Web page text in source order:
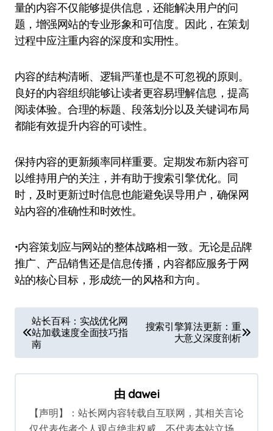
量的内容不仅能够提供信息，还能解决用户的问
题，增强网站的专业形象和可信度。因此，在策划
过程中应注重内容的深度和实用性。
内容的结构清晰、逻辑严谨也是不可忽视的原则。
良好的内容组织能够让读者更容易理解信息，提高
阅读体验。合理的标题、段落划分以及关键词布局
都能有效提升内容的可读性。
保持内容的更新频率同样重要。定期发布新内容可
以维持用户的关注，并有助于搜索引擎优化。同
时，及时更新过时信息也能避免误导用户，确保网
站内容的准确性和时效性。
•内容策划应与网站的整体战略相一致。无论是品牌
推广、产品销售还是信息传播，内容都应服务于网
站的核心目标，形成统一的风格和方向。
章
导
航
站长百科：实战优化网
站加载速度全面技巧指
南
搜索引擎算法更新：重
大意义深度剖析
由 dawei
【声明】：站长网内容转载自互联网，其相关言论
仅代表作者个人观点绝非权威，不代表本站立场。